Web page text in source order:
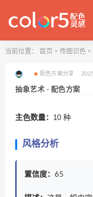
当前位置： 首页 > 传图识色 >
配色方案分享
抽象艺术 - 配色方案
主色数量： 10 种
风格分析
置信度： 65